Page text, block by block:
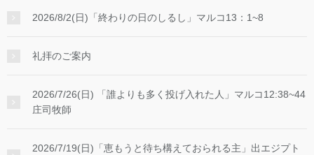
2026/8/2(日)「終わりの日のしるし」マルコ13：1~8
礼拝のご案内
2026/7/26(日) 「誰よりも多く投げ入れた人」マルコ12:38~44
庄司牧師
2026/7/19(日)「恵もうと待ち構えておられる主」出エジプト